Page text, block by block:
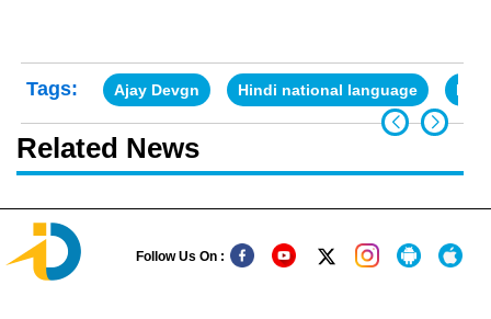
Tags: Ajay Devgn Hindi national language
Related News
Follow Us On :